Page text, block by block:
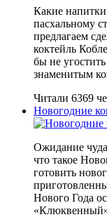
Какие
пасхальному
предлагаем
коктейль
бы не
знаменитым
Читали 6369
Новогодние
Ожидание
что такое
готовить
Нового Года